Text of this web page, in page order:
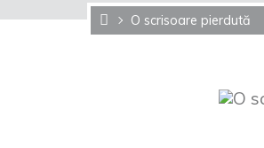
O scrisoare pierdută